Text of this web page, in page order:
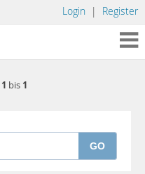
Login | Register
1 bis 1
GO